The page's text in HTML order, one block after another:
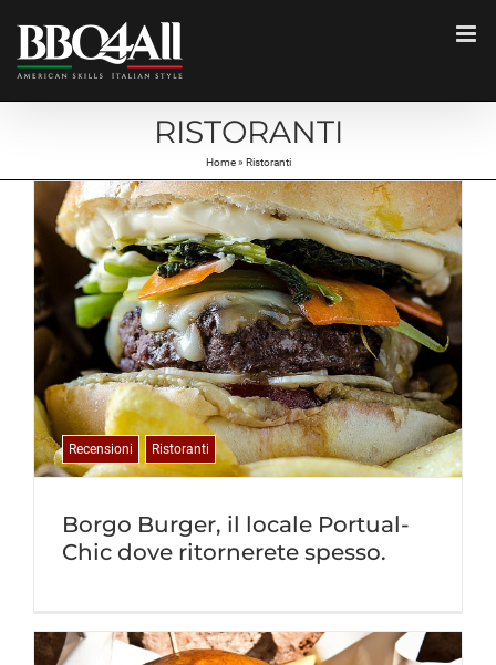
contenuto
RISTORANTI
Home» Ristoranti
Borgo Burger, il locale Portual-
Chic dove ritornerete spesso.
Recensioni Ristoranti